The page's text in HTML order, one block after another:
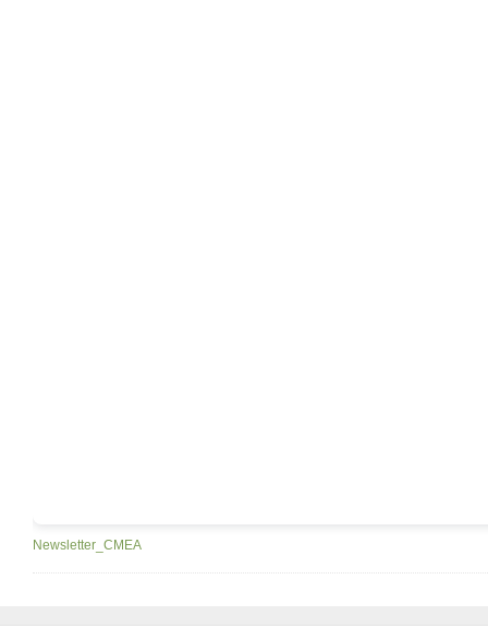
Newsletter_CMEA